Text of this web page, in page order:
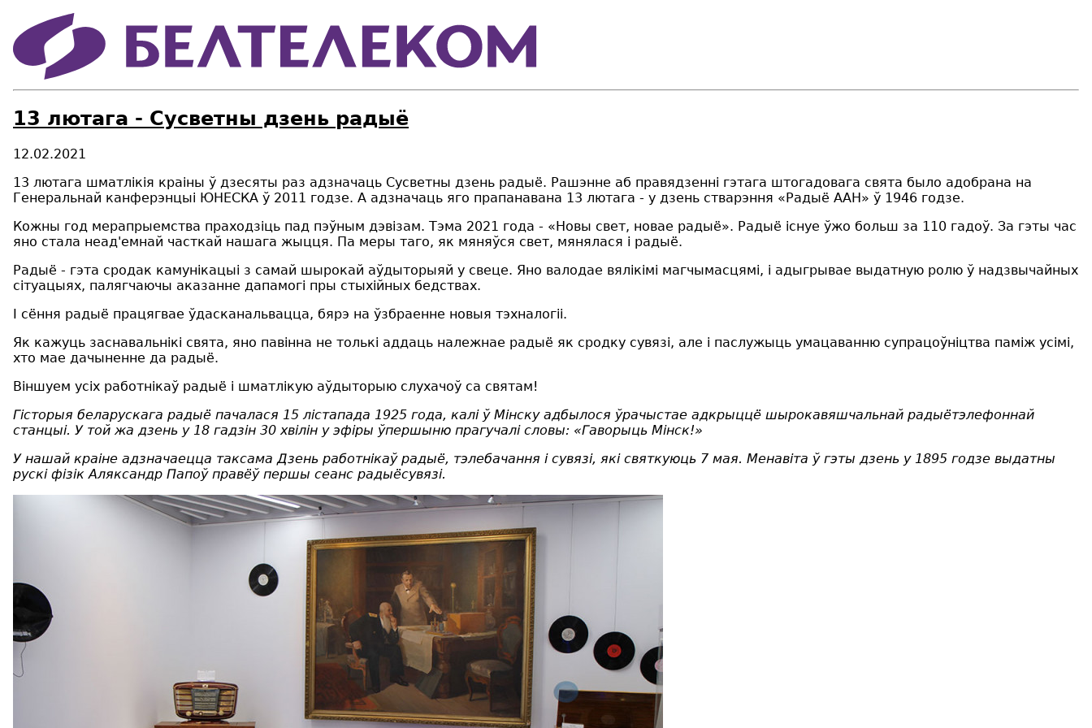
13 лютага - Сусветны дзень радыё
12.02.2021
13 лютага шматлікія краіны ў дзесяты раз адзначаць Сусветны дзень радыё. Рашэнне аб правядзенні гэтага штогадовага свята было адобрана на
Генеральнай канферэнцыі ЮНЕСКА ў 2011 годзе. А адзначаць яго прапанавана 13 лютага - у дзень стварэння «Радыё ААН» ў 1946 годзе.
Кожны год мерапрыемства праходзіць пад пэўным дэвізам. Тэма 2021 года - «Новы свет, новае радыё». Радыё існуе ўжо больш за 110 гадоў. За гэты час
яно стала неад'емнай часткай нашага жыцця. Па меры таго, як мяняўся свет, мянялася і радыё.
Радыё - гэта сродак камунікацыі з самай шырокай аўдыторыяй у свеце. Яно валодае вялікімі магчымасцямі, і адыгрывае выдатную ролю ў надзвычайных
сітуацыях, палягчаючы аказанне дапамогі пры стыхійных бедствах.
І сёння радыё працягвае ўдасканальвацца, бярэ на ўзбраенне новыя тэхналогіі.
Як кажуць заснавальнікі свята, яно павінна не толькі аддаць належнае радыё як сродку сувязі, але і паслужыць умацаванню супрацоўніцтва паміж усімі,
хто мае дачыненне да радыё.
Віншуем усіх работнікаў радыё і шматлікую аўдыторыю слухачоў са святам!
Гісторыя беларускага радыё пачалася 15 лістапада 1925 года, калі ў Мінску адбылося ўрачыстае адкрыццё шырокавяшчальнай радыётэлефоннай
станцыі. У той жа дзень у 18 гадзін 30 хвілін у эфіры ўпершыню прагучалі словы: «Гаворыць Мінск!»
У нашай краіне адзначаецца таксама Дзень работнікаў радыё, тэлебачання і сувязі, які святкуюць 7 мая. Менавіта ў гэты дзень у 1895 годзе выдатны
рускі фізік Аляксандр Папоў правёў першы сеанс радыёсувязі.